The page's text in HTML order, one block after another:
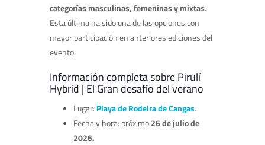
categorías masculinas, femeninas y mixtas.
Esta última ha sido una de las opciones con
mayor participación en anteriores ediciones del
evento.
Información completa sobre Pirulí
Hybrid | El Gran desafío del verano
Lugar: Playa de Rodeira de Cangas.
Fecha y hora: próximo26 de julio de
2026.